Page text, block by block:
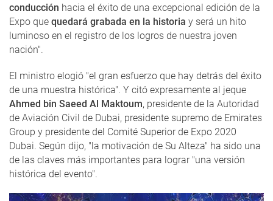
conducción hacia el éxito de una excepcional edición de la
Expo que quedará grabada en la historia y será un hito
luminoso en el registro de los logros de nuestra joven
nación".
El ministro elogió "el gran esfuerzo que hay detrás del éxito
de una muestra histórica". Y citó expresamente al jeque
Ahmed bin Saeed Al Maktoum, presidente de la Autoridad
de Aviación Civil de Dubai, presidente supremo de Emirates
Group y presidente del Comité Superior de Expo 2020
Dubai. Según dijo, "la motivación de Su Alteza" ha sido una
de las claves más importantes para lograr "una versión
histórica del evento".